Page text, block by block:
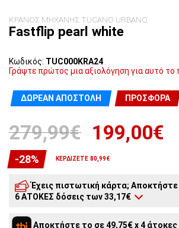
ΚΡΑΝΟΣ ΜΗΧΑΝΗΣ TUCANO URBANO
Fastflip pearl white
Κωδικός: TUC000KRA24
Γράψτε πρώτος μια αξιολόγηση για αυτό το
ΔΩΡΕΆΝ ΑΠΟΣΤΟΛΉ ΠΡΟΣΦΟΡΆ
279,99€ 199,00€
-28% ΚΕΡΔΊΖΕΤΕ 80,99€
Έχεις πιστωτική κάρτα;
6 ΑΤΟΚΕΣ δόσεις των 33,17€
Αποκτήστε το σε 49,75€ x 4 άτοκες